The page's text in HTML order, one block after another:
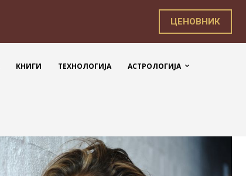
ЦЕНОВНИК
КНИГИ ТЕХНОЛОГИЈА АСТРОЛОГИЈА